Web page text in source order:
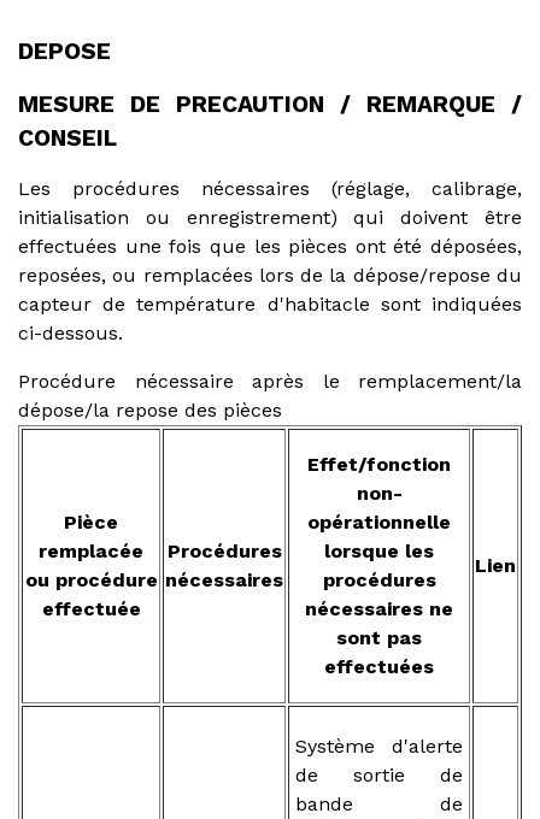
DEPOSE
MESURE DE PRECAUTION / REMARQUE /
CONSEIL
Les procédures nécessaires (réglage, calibrage,
initialisation ou enregistrement) qui doivent être
effectuées une fois que les pièces ont été déposées,
reposées, ou remplacées lors de la dépose/repose du
capteur de température d'habitacle sont indiquées
ci-dessous.
Procédure nécessaire après le remplacement/la
dépose/la repose des pièces
Pièce
remplacée
ou procédure
effectuée
Procédures
nécessaires
Effet/fonction
non-
opérationnelle
lorsque les
procédures
nécessaires ne
sont pas
effectuées
Lien
Système d'alerte
de sortie de
bande de